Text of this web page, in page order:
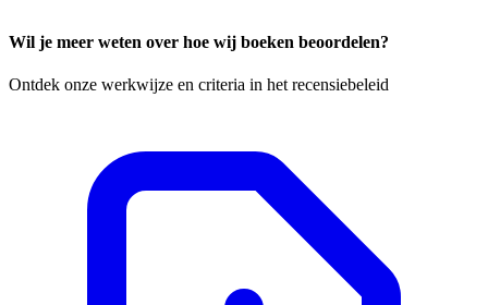
Wil je meer weten over hoe wij boeken beoordelen?
Ontdek onze werkwijze en criteria in het recensiebeleid